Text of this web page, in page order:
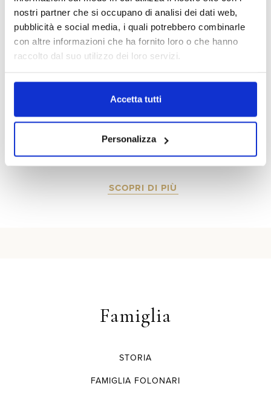
nostri partner che si occupano di analisi dei dati web,
pubblicità e social media, i quali potrebbero combinarle
con altre informazioni che ha fornito loro o che hanno
raccolto dal suo utilizzo dei loro servizi.
Accetta tutti
Personalizza
Un luogo paradisiaco per gli appassionati di
vino e relax, La Fuga è un casale che gode di
un panorama mozzafiato sulla Val d’Orcia.
SCOPRI DI PIÙ
Famiglia
STORIA
FAMIGLIA FOLONARI